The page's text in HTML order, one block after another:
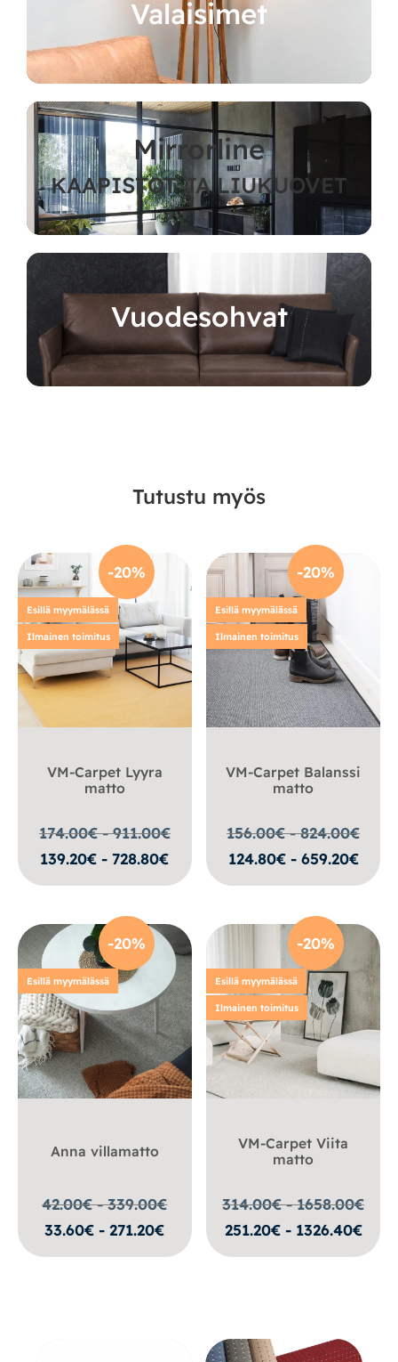
Valaisimet
Mirrorline
KAAPISTOT JA LIUKUOVET
Vuodesohvat
Tutustu myös
-20%
Esillä myymälässä
Ilmainen toimitus
VM-Carpet Lyyra
matto
174.00€ - 911.00€
139.20€ - 728.80€
-20%
Esillä myymälässä
Ilmainen toimitus
VM-Carpet Balanssi
matto
156.00€ - 824.00€
124.80€ - 659.20€
-20%
Esillä myymälässä
Anna villamatto
42.00€ - 339.00€
33.60€ - 271.20€
-20%
Esillä myymälässä
Ilmainen toimitus
VM-Carpet Viita
matto
314.00€ - 1658.00€
251.20€ - 1326.40€